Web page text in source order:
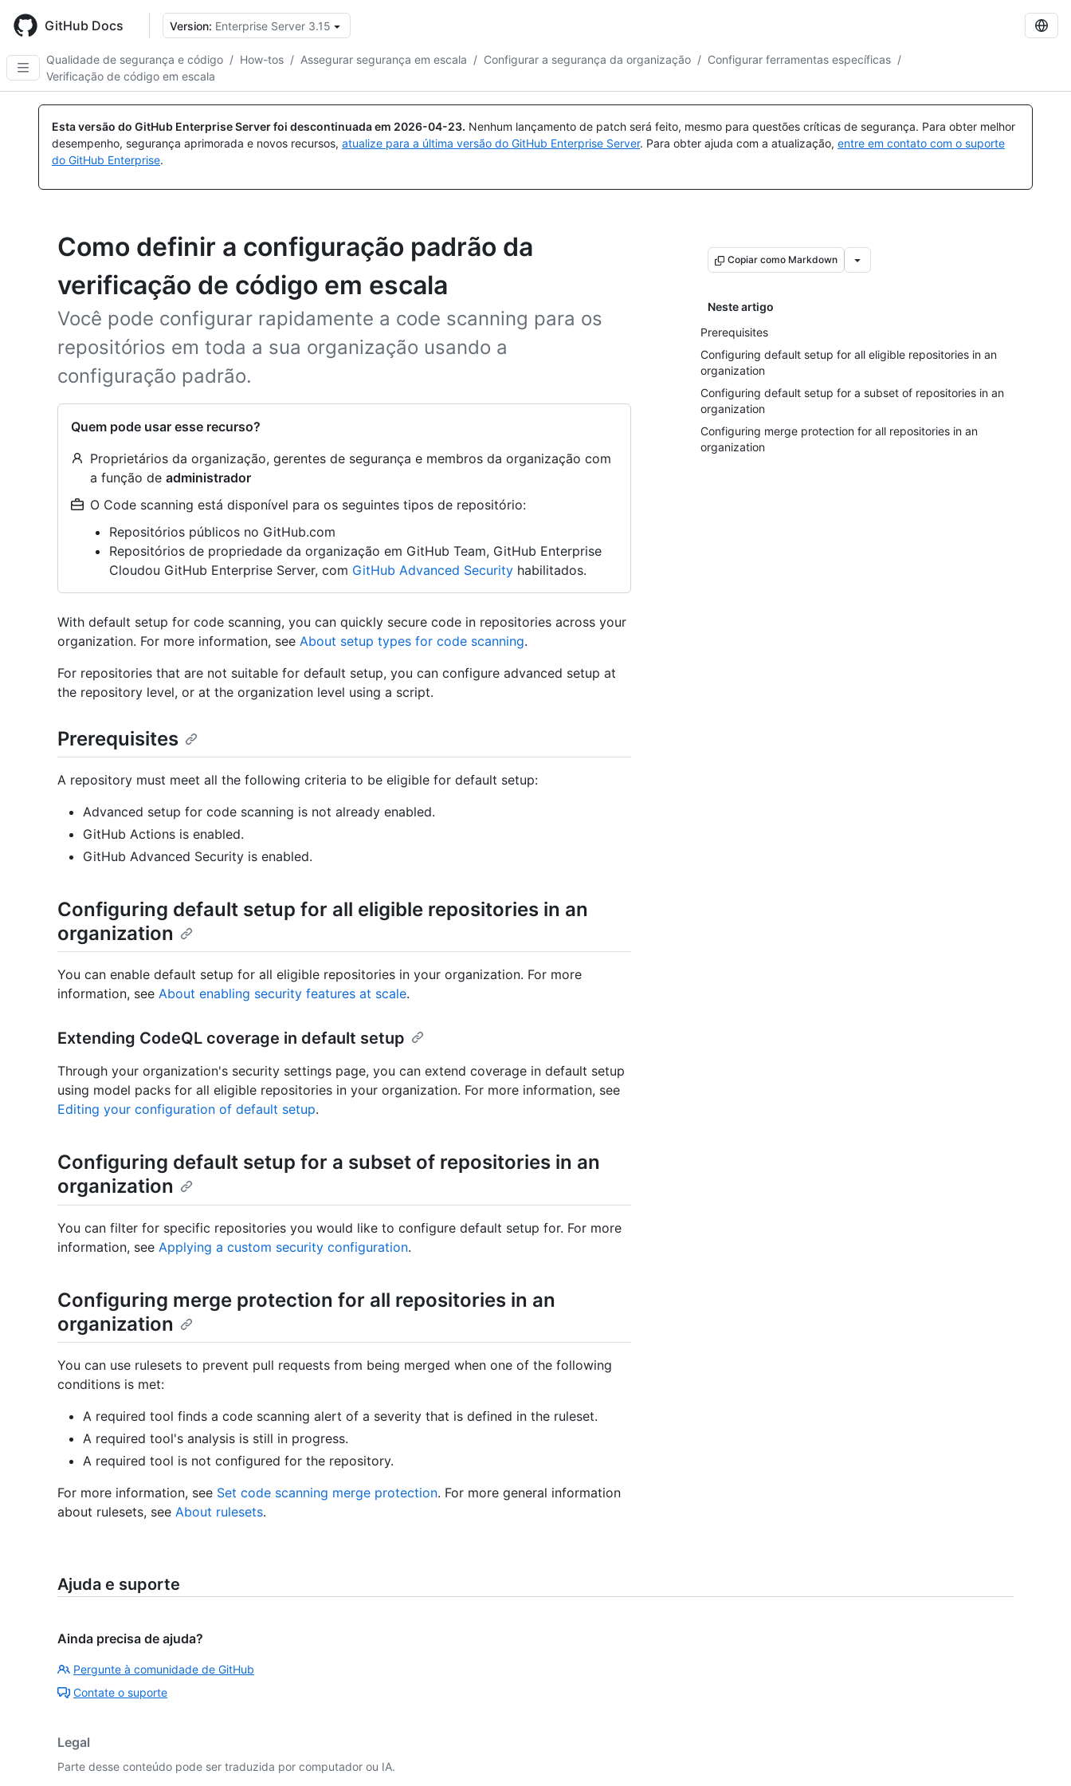
main
content
GitHub Docs Version: Enterprise Server 3.15
Qualidade de segurança e código / How-tos / Assegurar segurança em escala / Configurar a segurança da organização / Configurar ferramentas específicas /
Verificação de código em escala
Esta versão do GitHub Enterprise Server foi descontinuada em 2026-04-23. Nenhum lançamento de patch será feito, mesmo para questões críticas de segurança. Para obter melhor
desempenho, segurança aprimorada e novos recursos, atualize para a última versão do GitHub Enterprise Server. Para obter ajuda com a atualização, entre em contato com o suporte
do GitHub Enterprise.
Como definir a configuração padrão da
verificação de código em escala
Você pode configurar rapidamente a code scanning para os
repositórios em toda a sua organização usando a
configuração padrão.
Quem pode usar esse recurso?
Proprietários da organização, gerentes de segurança e membros da organização com
a função de administrador
O Code scanning está disponível para os seguintes tipos de repositório:
Repositórios públicos no GitHub.com
Repositórios de propriedade da organização em GitHub Team, GitHub Enterprise
Cloudou GitHub Enterprise Server, com GitHub Advanced Security habilitados.
Copiar como Markdown
Neste artigo
Prerequisites
Configuring default setup for all eligible repositories in an
organization
Configuring default setup for a subset of repositories in an
organization
Configuring merge protection for all repositories in an
organization
With default setup for code scanning, you can quickly secure code in repositories across your
organization. For more information, see About setup types for code scanning.
For repositories that are not suitable for default setup, you can configure advanced setup at
the repository level, or at the organization level using a script.
Prerequisites
A repository must meet all the following criteria to be eligible for default setup:
Advanced setup for code scanning is not already enabled.
GitHub Actions is enabled.
GitHub Advanced Security is enabled.
Configuring default setup for all eligible repositories in an
organization
You can enable default setup for all eligible repositories in your organization. For more
information, see About enabling security features at scale.
Extending CodeQL coverage in default setup
Through your organization's security settings page, you can extend coverage in default setup
using model packs for all eligible repositories in your organization. For more information, see
Editing your configuration of default setup.
Configuring default setup for a subset of repositories in an
organization
You can filter for specific repositories you would like to configure default setup for. For more
information, see Applying a custom security configuration.
Configuring merge protection for all repositories in an
organization
You can use rulesets to prevent pull requests from being merged when one of the following
conditions is met:
A required tool finds a code scanning alert of a severity that is defined in the ruleset.
A required tool's analysis is still in progress.
A required tool is not configured for the repository.
For more information, see Set code scanning merge protection. For more general information
about rulesets, see About rulesets.
Ajuda e suporte
Ainda precisa de ajuda?
Pergunte à comunidade de GitHub
Contate o suporte
Legal
Parte desse conteúdo pode ser traduzida por computador ou IA.